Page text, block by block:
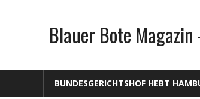
Blauer Bote
BUNDESGERICHTSHOF HEBT